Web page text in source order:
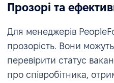
Прозорі та
Для менеджерів
прозорість. Вони
перевірити статус
про співробітника,